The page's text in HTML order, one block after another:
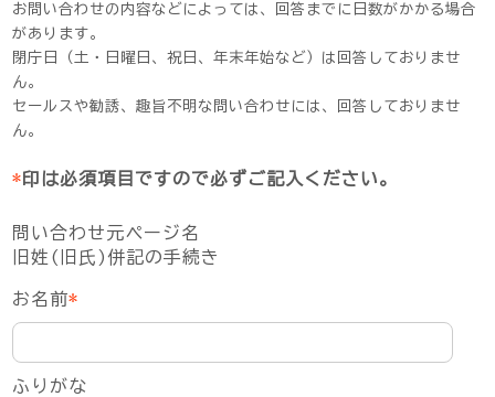
お問い合わせの内容などによっては、回答までに日数がかかる場合
があります。
閉庁日（土・日曜日、祝日、年末年始など）は回答しておりませ
ん。
セールスや勧誘、趣旨不明な問い合わせには、回答しておりませ
ん。
*印は必須項目ですので必ずご記入ください。
問い合わせ元ページ名
旧姓(旧氏)併記の手続き
お名前*
ふりがな